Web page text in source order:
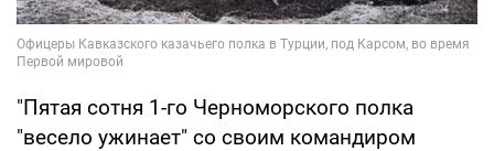
"Пятая сотня 1-го Черноморского полка
"весело ужинает" со своим командиром